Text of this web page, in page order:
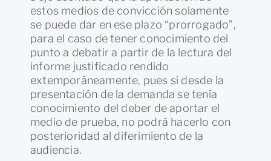
estos medios de convicción solamente
se puede dar en ese plazo “prorrogado”,
para el caso de tener conocimiento del
punto a debatir a partir de la lectura del
informe justificado rendido
extemporáneamente, pues si desde la
presentación de la demanda se tenía
conocimiento del deber de aportar el
medio de prueba, no podrá hacerlo con
posterioridad al diferimiento de la
audiencia.